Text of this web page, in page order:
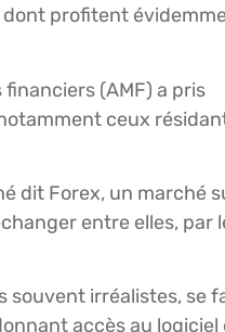
dont profitent
(AMF) a pris
ceux
dit Forex, un marché
entre elles, par
souvent irréalistes, se
accès au logiciel